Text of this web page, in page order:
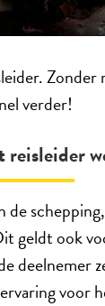
Zonder
verder!
geldt ook
deelnemer
voor